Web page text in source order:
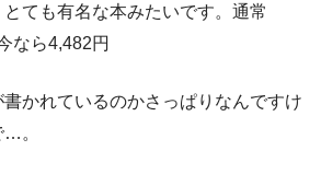
ても有名な本みたいです。通常
なら4,482円
かれているのかさっぱりなんですけ
…。